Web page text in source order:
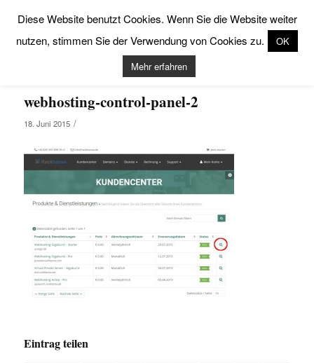
webhosting-control-panel-2
18. Juni 2015 /
Eintrag teilen
Diese Website benutzt Cookies. Wenn Sie die Website weiter
nutzen, stimmen Sie der Verwendung von Cookies zu.
OK
Mehr erfahren